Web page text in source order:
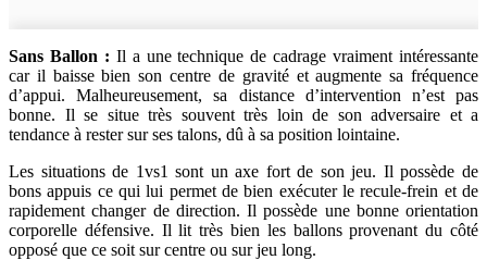
Sans Ballon : Il a une technique de cadrage vraiment intéressante
car il baisse bien son centre de gravité et augmente sa fréquence
d’appui. Malheureusement, sa distance d’intervention n’est pas
bonne. Il se situe très souvent très loin de son adversaire et a
tendance à rester sur ses talons, dû à sa position lointaine.
Les situations de 1vs1 sont un axe fort de son jeu. Il possède de
bons appuis ce qui lui permet de bien exécuter le recule-frein et de
rapidement changer de direction. Il possède une bonne orientation
corporelle défensive. Il lit très bien les ballons provenant du côté
opposé que ce soit sur centre ou sur jeu long.